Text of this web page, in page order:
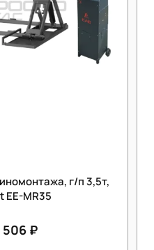
г/п 3,5т,
EE-MR35
506 ₽